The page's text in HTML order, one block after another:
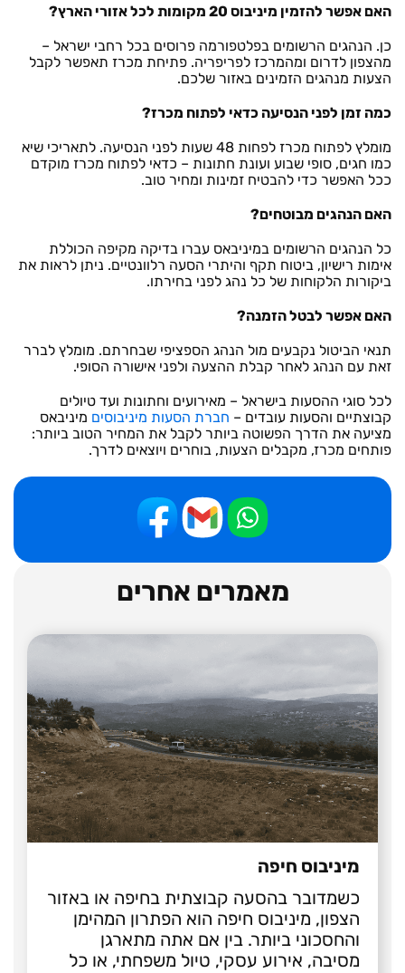
האם אפשר להזמין מיניבוס 20 מקומות לכל אזורי הארץ?
כן. הנהגים הרשומים בפלטפורמה פרוסים בכל רחבי ישראל –
מהצפון לדרום ומהמרכז לפריפריה. פתיחת מכרז תאפשר לקבל
הצעות מנהגים הזמינים באזור שלכם.
כמה זמן לפני הנסיעה כדאי לפתוח מכרז?
מומלץ לפתוח מכרז לפחות 48 שעות לפני הנסיעה. לתאריכי שיא
כמו חגים, סופי שבוע ועונת חתונות – כדאי לפתוח מכרז מוקדם
ככל האפשר כדי להבטיח זמינות ומחיר טוב.
האם הנהגים מבוטחים?
כל הנהגים הרשומים במיניבאס עברו בדיקה מקיפה הכוללת
אימות רישיון, ביטוח תקף והיתרי הסעה רלוונטיים. ניתן לראות את
ביקורות הלקוחות של כל נהג לפני בחירתו.
האם אפשר לבטל הזמנה?
תנאי הביטול נקבעים מול הנהג הספציפי שבחרתם. מומלץ לברר
זאת עם הנהג לאחר קבלת ההצעה ולפני אישורה הסופי.
לכל סוגי ההסעות בישראל – מאירועים וחתונות ועד טיולים
קבוצתיים והסעות עובדים – חברת הסעות מיניבוסים מיניבאס
מציעה את הדרך הפשוטה ביותר לקבל את המחיר הטוב ביותר:
פותחים מכרז, מקבלים הצעות, בוחרים ויוצאים לדרך.
מאמרים אחרים
מיניבוס חיפה
כשמדובר בהסעה קבוצתית בחיפה או באזור
הצפון, מיניבוס חיפה הוא הפתרון המהימן
והחסכוני ביותר. בין אם אתה מתארגן
מסיבה, אירוע עסקי, טיול משפחתי, או כל